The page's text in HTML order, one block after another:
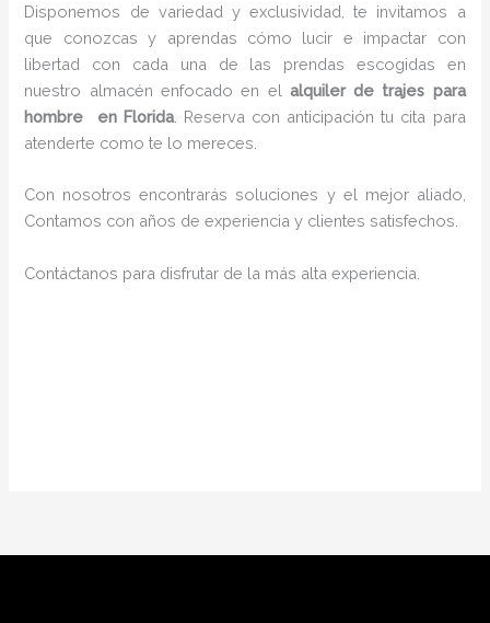
Disponemos de variedad y exclusividad, te invitamos a
que conozcas y aprendas cómo lucir e impactar con
libertad con cada una de las prendas escogidas en
nuestro almacén enfocado en el alquiler de trajes para
hombre en Florida. Reserva con anticipación tu cita para
atenderte como te lo mereces.
Con nosotros encontrarás soluciones y el mejor aliado,
Contamos con años de experiencia y clientes satisfechos.
Contáctanos para disfrutar de la más alta experiencia.